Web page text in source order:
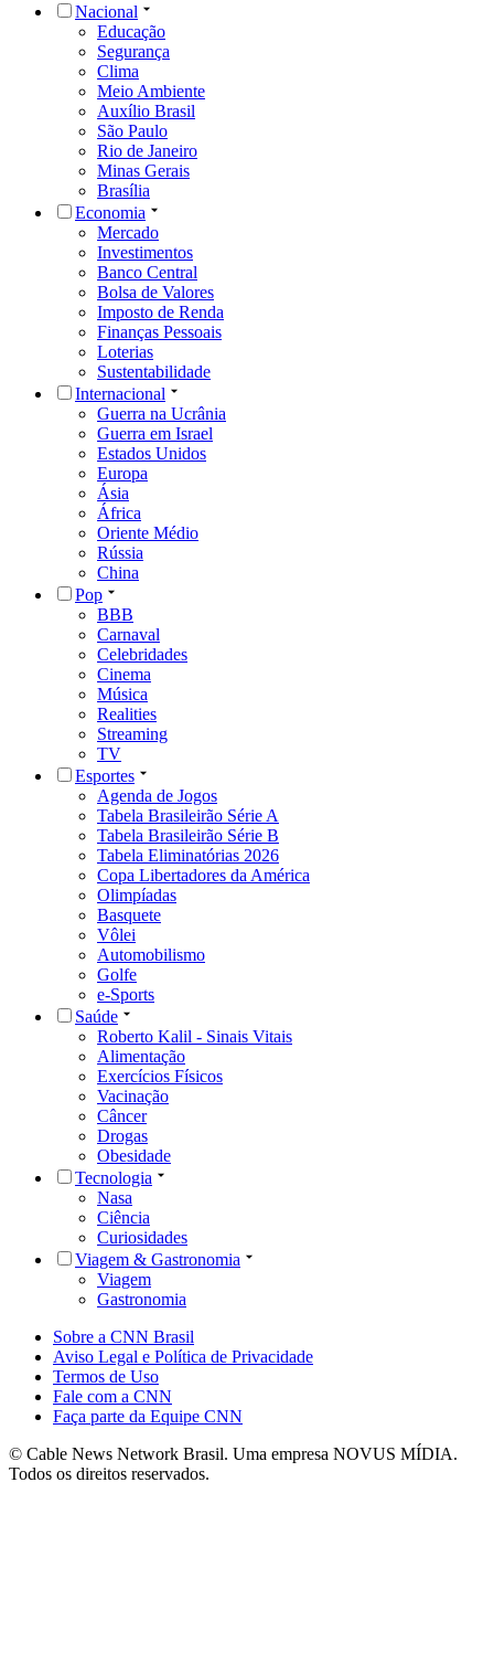
Nacional
Educação
Segurança
Clima
Meio Ambiente
Auxílio Brasil
São Paulo
Rio de Janeiro
Minas Gerais
Brasília
Economia
Mercado
Investimentos
Banco Central
Bolsa de Valores
Imposto de Renda
Finanças Pessoais
Loterias
Sustentabilidade
Internacional
Guerra na Ucrânia
Guerra em Israel
Estados Unidos
Europa
Ásia
África
Oriente Médio
Rússia
China
Pop
BBB
Carnaval
Celebridades
Cinema
Música
Realities
Streaming
TV
Esportes
Agenda de Jogos
Tabela Brasileirão Série A
Tabela Brasileirão Série B
Tabela Eliminatórias 2026
Copa Libertadores da América
Olimpíadas
Basquete
Vôlei
Automobilismo
Golfe
e-Sports
Saúde
Roberto Kalil - Sinais Vitais
Alimentação
Exercícios Físicos
Vacinação
Câncer
Drogas
Obesidade
Tecnologia
Nasa
Ciência
Curiosidades
Viagem & Gastronomia
Viagem
Gastronomia
Sobre a CNN Brasil
Aviso Legal e Política de Privacidade
Termos de Uso
Fale com a CNN
Faça parte da Equipe CNN
© Cable News Network Brasil. Uma empresa NOVUS MÍDIA.
Todos os direitos reservados.